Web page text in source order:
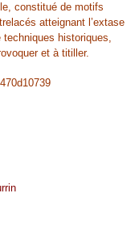
constitué de motifs
atteignant l’extase
historiques,
et à titiller.